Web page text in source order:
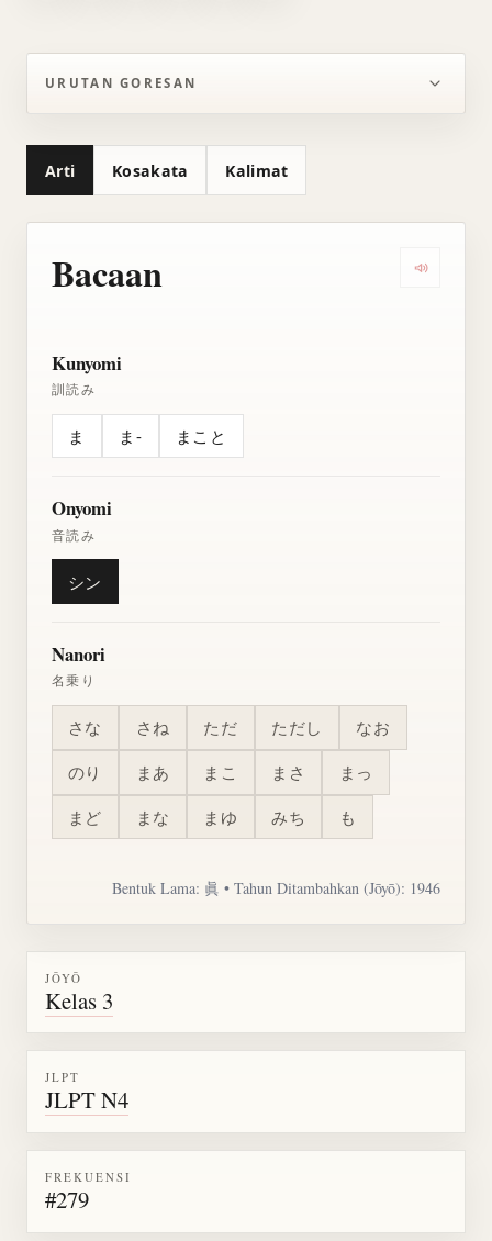
URUTAN GORESAN
Arti Kosakata Kalimat
Bacaan
Kunyomi
訓読み
ま ま- まこと
Onyomi
音読み
シン
Nanori
名乗り
さな さね ただ ただし なお
のり まあ まこ まさ まっ
まど まな まゆ みち も
Bentuk Lama: 眞 • Tahun Ditambahkan (Jōyō): 1946
JŌYŌ
Kelas 3
JLPT
JLPT N4
FREKUENSI
#279